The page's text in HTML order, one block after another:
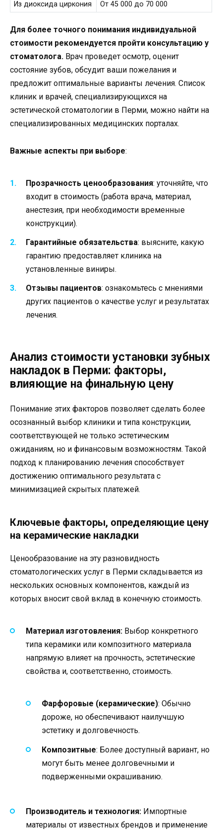
Из диоксида циркония От 45 000 до 70 000
Для более точного понимания индивидуальной
стоимости рекомендуется пройти консультацию у
стоматолога. Врач проведет осмотр, оценит
состояние зубов, обсудит ваши пожелания и
предложит оптимальные варианты лечения. Список
клиник и врачей, специализирующихся на
эстетической стоматологии в Перми, можно найти на
специализированных медицинских порталах.
Важные аспекты при выборе:
Прозрачность ценообразования: уточняйте, что
входит в стоимость (работа врача, материал,
анестезия, при необходимости временные
конструкции).
Гарантийные обязательства: выясните, какую
гарантию предоставляет клиника на
установленные виниры.
Отзывы пациентов: ознакомьтесь с мнениями
других пациентов о качестве услуг и результатах
лечения.
Анализ стоимости установки зубных
накладок в Перми: факторы,
влияющие на финальную цену
Понимание этих факторов позволяет сделать более
осознанный выбор клиники и типа конструкции,
соответствующей не только эстетическим
ожиданиям, но и финансовым возможностям. Такой
подход к планированию лечения способствует
достижению оптимального результата с
минимизацией скрытых платежей.
Ключевые факторы, определяющие цену
на керамические накладки
Ценообразование на эту разновидность
стоматологических услуг в Перми складывается из
нескольких основных компонентов, каждый из
которых вносит свой вклад в конечную стоимость.
Материал изготовления: Выбор конкретного
типа керамики или композитного материала
напрямую влияет на прочность, эстетические
свойства и, соответственно, стоимость.
Фарфоровые (керамические): Обычно
дороже, но обеспечивают наилучшую
эстетику и долговечность.
Композитные: Более доступный вариант, но
могут быть менее долговечными и
подверженными окрашиванию.
Производитель и технология: Импортные
материалы от известных брендов и применение